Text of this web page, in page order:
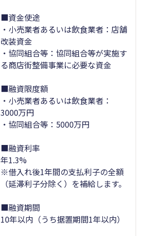
■資金使途
・小売業者あるいは飲食業者：店舗
改装資金
・協同組合等：協同組合等が実施す
る商店街整備事業に必要な資金
■融資限度額
・小売業者あるいは飲食業者：
3000万円
・協同組合等：5000万円
■融資利率
年1.3%
※借入れ後1年間の支払利子の全額
（延滞利子分除く）を補給します。
■融資期間
10年以内（うち据置期間1年以内）